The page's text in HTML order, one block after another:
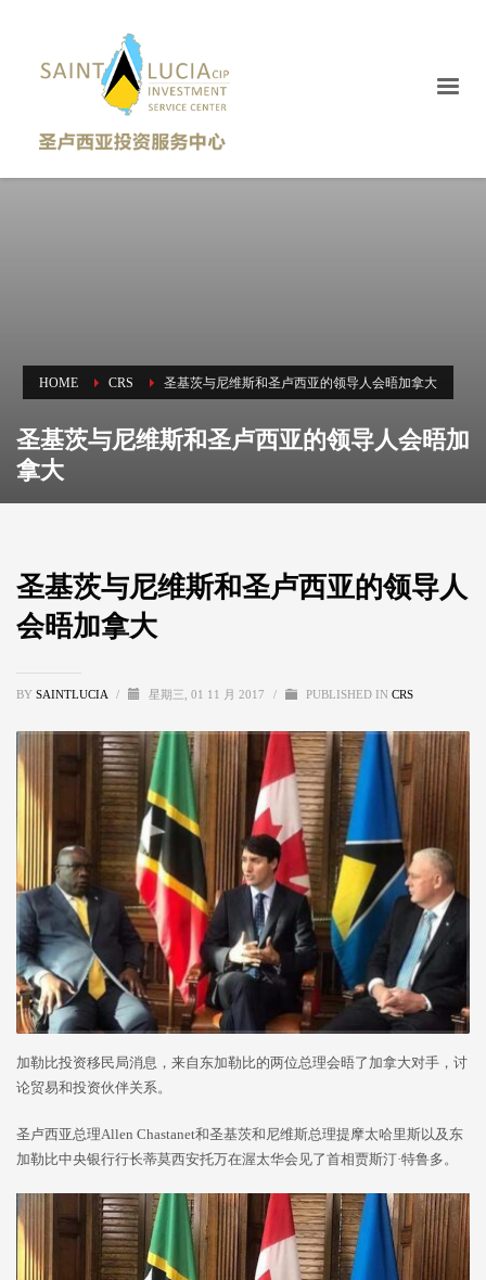
HOME CRS 圣基茨与尼维斯和圣卢西亚的领导人会晤加拿大
圣基茨与尼维斯和圣卢西亚的领导人会晤加
拿大
圣基茨与尼维斯和圣卢西亚的领导人
会晤加拿大
BY SAINTLUCIA / 星期三, 01 11 月 2017 / PUBLISHED IN CRS
加勒比投资移民局消息，来自东加勒比的两位总理会晤了加拿大对手，讨
论贸易和投资伙伴关系。
圣卢西亚总理Allen Chastanet和圣基茨和尼维斯总理提摩太哈里斯以及东
加勒比中央银行行长蒂莫西安托万在渥太华会见了首相贾斯汀·特鲁多。